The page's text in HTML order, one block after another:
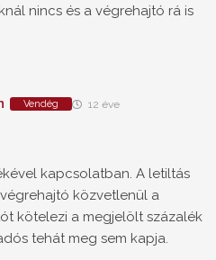
nincs és a végrehajtó rá is
Vendég 12 éve
kapcsolatban. A letiltás
közvetlenül a
kötelezi a megjelölt százalék
tehát meg sem kapja.